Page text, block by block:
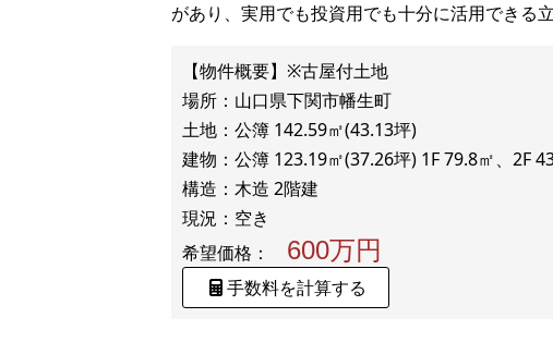
があり、実用でも投資用でも十分に活用できる
【物件概要】※古屋付土地
場所：山口県下関市幡生町
土地：公簿 142.59㎡(43.13坪)
建物：公簿 123.19㎡(37.26坪) 1F 79.8㎡、2F
構造：木造 2階建
希望価格：
600万円
手数料を計算する